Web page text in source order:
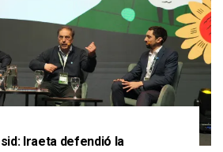
Iraeta defendió la